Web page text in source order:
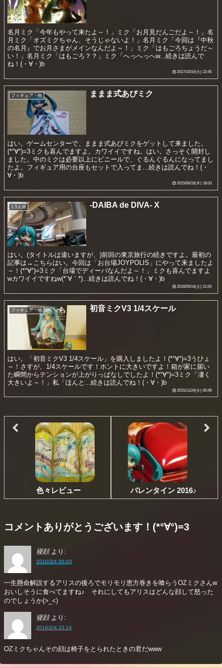
名月ミク「今年もやって来たよ～！」ミク「お月見だんごだよ～！」名
月ミク「オズミクちゃん、そうじゃないよ！」名月ミク「今回は『中秋
の名月』でお月さまがメインなんだよ～！」ミク「はもごろちょうだ～
い！」名月ミク「はもごろ？？」ミク「へっへっへw...続きは読んで
ね！(・∀・)b
2017/10/10(火) 22:45
フィギュア・他 ままま式あぴミク
はい。ゲームセンターで、ままま式あぴミクをゲットして来ました。
(*°∀°)=3ミクも喜んでますよ。カワイイですね。はい。さっそく開封し
ました。中のミクは必要以上にビニールで、ぐるんぐるんになってまし
たよ。フィギュア用の台座もセットで入ってま...続きは読んでね！(・
∀・)b
2015/06/18(木) 18:03
1.5人旅 -DAIBA de DIVA- X
はい。(タイトルは違いますが、)前回の東京旅行の続きですよ。最初の
記事は→こちらはい。今回は「お台場JOYPOLIS」にやって来ましたよ
～！(*°∀°)=3ミク「台場でディーバなんだよ～！」ミクも喜んでますよ
wカワイイですねw(*´∀｀*)...続きは読んでね！(・∀・)b
2016/05/14(土) 21:55
フィギュア・他 初音ミクV3 1/4スケール
はい。「初音ミクV3 1/4スケール」を購入しましたよ！(*°∀°)=3うひょ
～！さすが、1/4スケールです！ホントに大きいですよ！箱が家に届い
た瞬間からテンションが上がりっぱなしでしたよ！(*°∀°)=3ミク「凄く
大きいよ～！」私「ほんと...続きは読んでね！(・∀・)b
2015/11/24(火) 00:49
色々レビュー バレンタイン 2016♪
コメントありがとうございます！(*°∀°)=3
寝顔 より:
2016/2/4 00:03
一生懸命解説するアリスの後ろでモリモリ恵方巻きを喰らうOZミクさんw
おいしそうに食べてますね♪ それにしてもアリスはどんな顔して怒った
のでしょうか(>_<)
寝顔 より:
2016/2/4 23:14
OZミクちゃんその顔は椅子をとられたときの君だwww